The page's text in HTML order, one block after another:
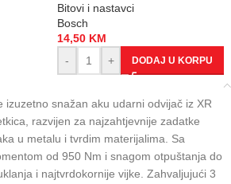
Bitovi i nastavci
Bosch
14,50 KM
-
+ DODAJ U KORPU
izuzetno snažan aku udarni odvijač iz XR
razvijen za najzahtjevnije zadatke
u metalu i tvrdim materijalima. Sa
od 950 Nm i snagom otpuštanja do
i najtvrdokornije vijke. Zahvaljujući 3